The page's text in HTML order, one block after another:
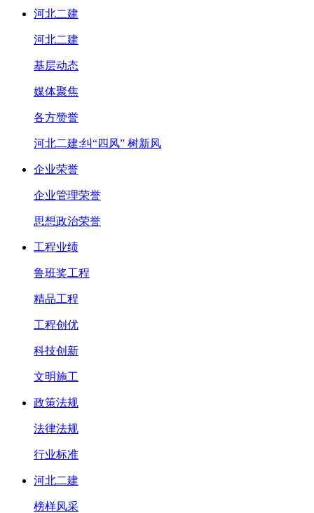
河北二建
河北二建
基层动态
媒体聚焦
各方赞誉
河北二建:纠“四风” 树新风
企业荣誉
企业管理荣誉
思想政治荣誉
工程业绩
鲁班奖工程
精品工程
工程创优
科技创新
文明施工
政策法规
法律法规
行业标准
河北二建
榜样风采